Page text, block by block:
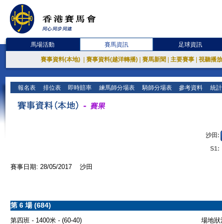
馬場活動 賽馬資訊 足球資訊
賽事資料(本地) 賽事資料(越洋轉播) 賽馬新聞 主要賽事 視聽播
報名表 排位表 即時賠率 練馬師分場表 騎師分場表 參考資料 統
沙田:
S1:
賽事日期: 28/05/2017 沙田
第 6 場 (684)
第四班 - 1400米 - (60-40)
場地